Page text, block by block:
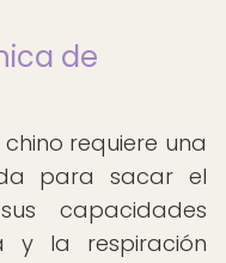
de
requiere una
para sacar el
capacidades
y la respiración